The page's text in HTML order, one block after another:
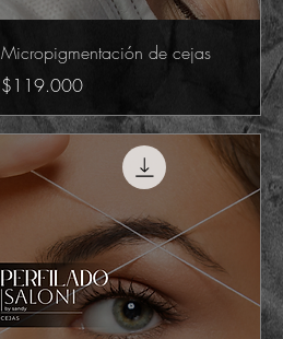
Micropigmentación de cejas
Precio
$119.000